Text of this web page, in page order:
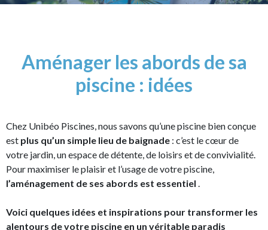
Aménager les abords de sa
piscine : idées
Chez Unibéo Piscines, nous savons qu’une piscine bien conçue
est plus qu’un simple lieu de baignade : c’est le cœur de
votre jardin, un espace de détente, de loisirs et de convivialité.
Pour maximiser le plaisir et l’usage de votre piscine,
l’aménagement de ses abords est essentiel .
Voici quelques idées et inspirations pour transformer les
alentours de votre piscine en un véritable paradis